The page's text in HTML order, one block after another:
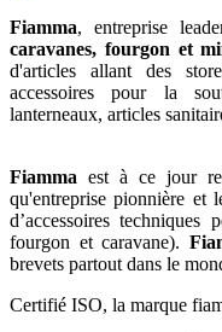
Fiamma, entreprise
caravanes, fourgon et
d'articles allant des
accessoires pour la
lanterneaux, articles
Fiamma est à ce jour
qu'entreprise pionnière et
d’accessoires
fourgon et caravane).
brevets partout dans le
Certifié ISO, la marque